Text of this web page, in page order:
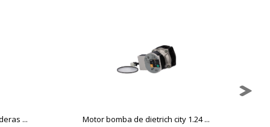
... Motor bomba de dietrich city 1.24 ...